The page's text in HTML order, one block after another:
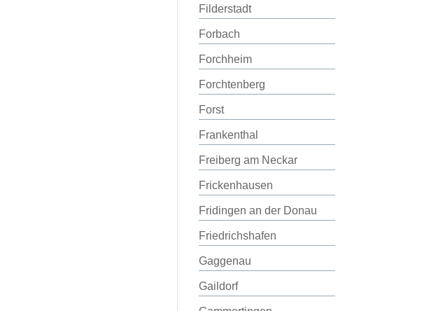
Filderstadt
Forbach
Forchheim
Forchtenberg
Forst
Frankenthal
Freiberg am Neckar
Frickenhausen
Fridingen an der Donau
Friedrichshafen
Gaggenau
Gaildorf